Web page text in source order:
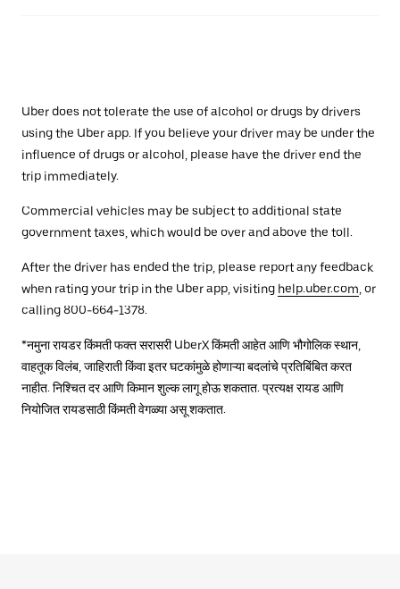
Uber does not tolerate the use of alcohol or drugs by drivers
using the Uber app. If you believe your driver may be under the
influence of drugs or alcohol, please have the driver end the
trip immediately.
Commercial vehicles may be subject to additional state
government taxes, which would be over and above the toll.
After the driver has ended the trip, please report any feedback
when rating your trip in the Uber app, visiting help.uber.com , or
calling 800-664-1378.
*नमुना रायडर किंमती फक्त सरासरी UberX किंमती आहेत आणि भौगोलिक स्थान,
वाहतूक विलंब, जाहिराती किंवा इतर घटकांमुळे होणाऱ्या बदलांचे प्रतिबिंबित करत
नाहीत. निश्चित दर आणि किमान शुल्क लागू होऊ शकतात. प्रत्यक्ष रायड आणि
नियोजित रायडसाठी किंमती वेगळ्या असू शकतात.